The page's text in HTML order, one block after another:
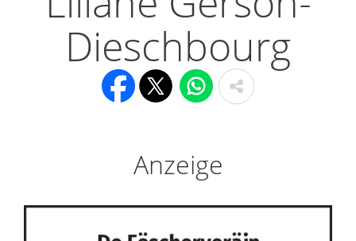
Dieschbourg
Anzeige